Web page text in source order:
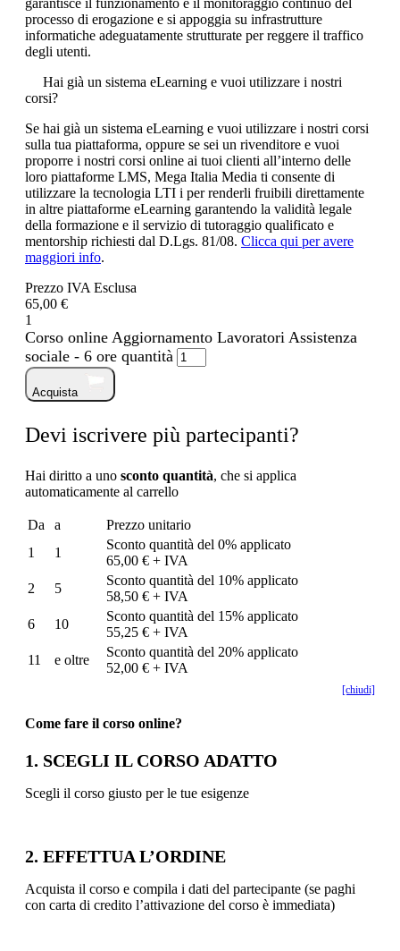
processo di erogazione e si appoggia su infrastrutture
informatiche adeguatamente strutturate per reggere il traffico
degli utenti.
Hai già un sistema eLearning e vuoi utilizzare i nostri
corsi?
Se hai già un sistema eLearning e vuoi utilizzare i nostri corsi
sulla tua piattaforma, oppure se sei un rivenditore e vuoi
proporre i nostri corsi online ai tuoi clienti all’interno delle
loro piattaforme LMS, Mega Italia Media ti consente di
utilizzare la tecnologia LTI i per renderli fruibili direttamente
in altre piattaforme eLearning garantendo la validità legale
della formazione e il servizio di tutoraggio qualificato e
mentorship richiesti dal D.Lgs. 81/08. Clicca qui per avere
maggiori info.
Prezzo IVA Esclusa
65,00 €
1
Corso online Aggiornamento Lavoratori Assistenza
sociale - 6 ore quantità
Acquista
Devi iscrivere più partecipanti?
Hai diritto a uno sconto quantità, che si applica
automaticamente al carrello
Da a
Prezzo unitario
1
1
Sconto quantità del 0% applicato
65,00 € + IVA
2
5
Sconto quantità del 10% applicato
58,50 € + IVA
6
10
Sconto quantità del 15% applicato
55,25 € + IVA
11
e oltre
Sconto quantità del 20% applicato
52,00 € + IVA
[chiudi]
Come fare il corso online?
1. SCEGLI IL CORSO ADATTO
Scegli il corso giusto per le tue esigenze
2. EFFETTUA L’ORDINE
Acquista il corso e compila i dati del partecipante (se paghi
con carta di credito l’attivazione del corso è immediata)